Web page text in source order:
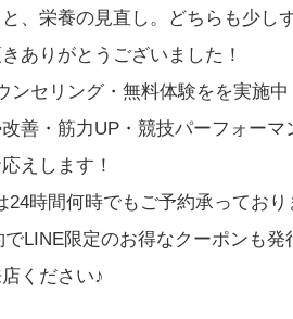
、栄養の見直し。どちらも少し
ありがとうございました！
ンセリング・無料体験をを実施中
善・筋力UP・競技パーフォー
えします！
24時間何時でもご予約承っており
LINE限定のお得なクーポンも発
ください♪